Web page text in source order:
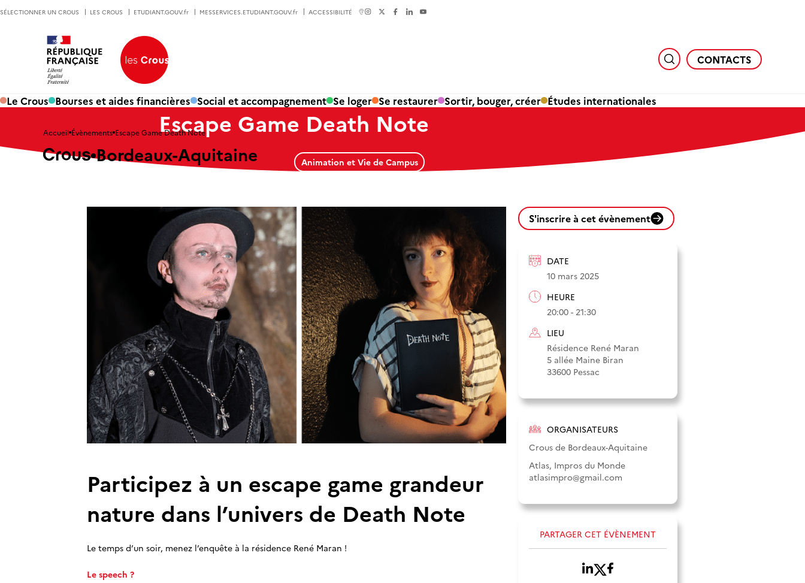
SÉLECTIONNER UN CROUS LES CROUS ETUDIANT.GOUV.fr MESSERVICES.ETUDIANT.GOUV.fr ACCESSIBILITÉ
CONTACTS
Le Crous Bourses et aides financières Social et accompagnement Se loger Se restaurer Sortir, bouger, créer Études internationales
Accueil Évènements Escape Game Death Note
Bordeaux-Aquitaine
Escape Game Death Note
Animation et Vie de Campus
S'inscrire à cet évènement
DATE
10 mars 2025
HEURE
20:00 - 21:30
LIEU
Résidence René Maran
5 allée Maine Biran
33600 Pessac
ORGANISATEURS
Crous de Bordeaux-Aquitaine
Atlas, Impros du Monde
atlasimpro@gmail.com
PARTAGER CET ÉVÈNEMENT
Participez à un escape game grandeur
nature dans l’univers de Death Note
Le temps d’un soir, menez l’enquête à la résidence René Maran !
Le speech ?